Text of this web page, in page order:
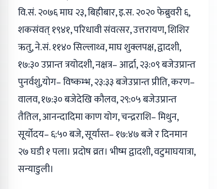
वि.सं. २०७६ माघ २३, बिहीबार, इ.स. २०२० फेब्रुवरी ६,
शकसंवत् १९४१, परिधावी संवत्सर, उत्तरायण, शिशिर
ऋतु, ने.सं. ११४० सिल्लाथ्व, माघ शुक्लपक्ष, द्वादशी,
१७:३० उप्रान्त त्रयोदशी, नक्षत्र– आर्द्रा, २३:०९ बजेउप्रान्त
पुनर्वशु,योग– विष्कम्भ, २३:३३ बजेउप्रान्त प्रीति, करण–
वालव, १७:३० बजेदेखि कौलव, २९:०५ बजेउप्रान्त
तैतिल, आनन्दादिमा काण योग, चन्द्रराशि– मिथुन,
सूर्योदय– ६:५० बजे, सूर्यास्त– १७:४७ बजे र दिनमान
२७ घडी १ पला। प्रदोष व्रत। भीष्म द्वादशी, वटुमाघयात्रा,
सन्याडुली।